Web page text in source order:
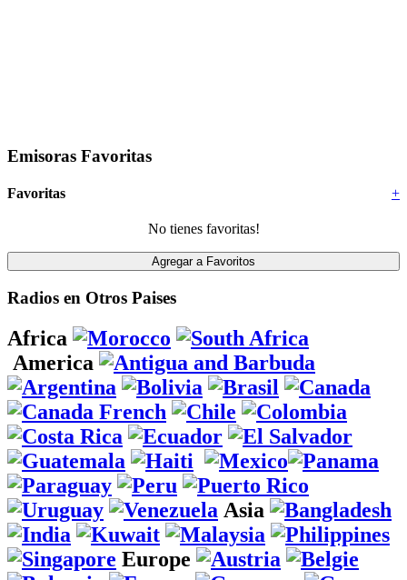
Emisoras Favoritas
+
Favoritas
No tienes favoritas!
Radios en Otros Paises
Africa
America
Asia
Europe